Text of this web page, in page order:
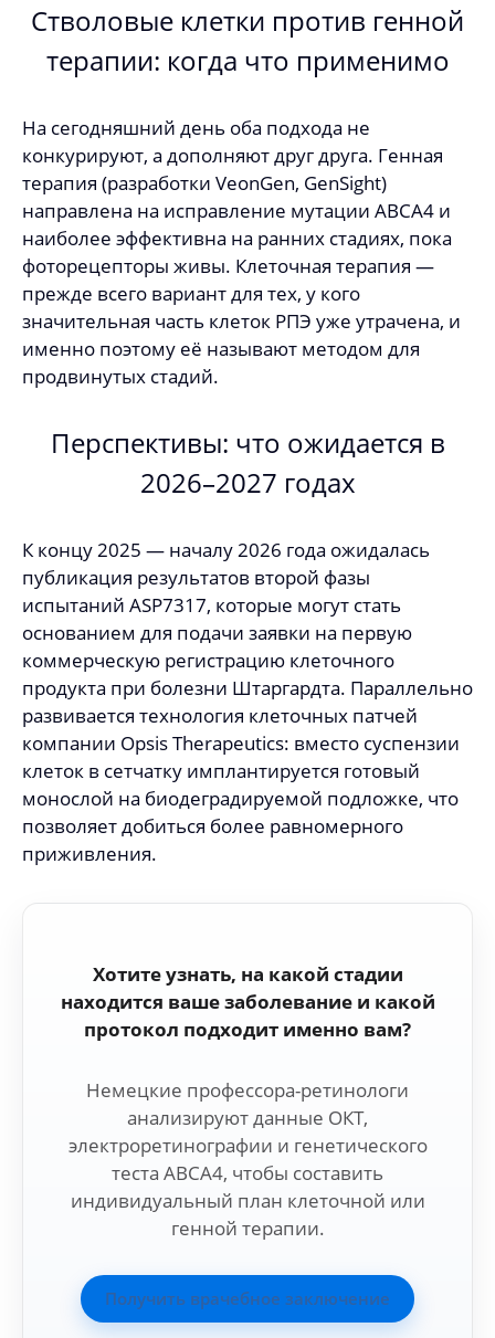
Стволовые клетки против генной
терапии: когда что применимо
На сегодняшний день оба подхода не
конкурируют, а дополняют друг друга. Генная
терапия (разработки VeonGen, GenSight)
направлена на исправление мутации ABCA4 и
наиболее эффективна на ранних стадиях, пока
фоторецепторы живы. Клеточная терапия —
прежде всего вариант для тех, у кого
значительная часть клеток РПЭ уже утрачена, и
именно поэтому её называют методом для
продвинутых стадий.
Перспективы: что ожидается в
2026–2027 годах
К концу 2025 — началу 2026 года ожидалась
публикация результатов второй фазы
испытаний ASP7317, которые могут стать
основанием для подачи заявки на первую
коммерческую регистрацию клеточного
продукта при болезни Штаргардта. Параллельно
развивается технология клеточных патчей
компании Opsis Therapeutics: вместо суспензии
клеток в сетчатку имплантируется готовый
монослой на биодеградируемой подложке, что
позволяет добиться более равномерного
приживления.
Хотите узнать, на какой стадии
находится ваше заболевание и какой
протокол подходит именно вам?
Немецкие профессора-ретинологи
анализируют данные ОКТ,
электроретинографии и генетического
теста ABCA4, чтобы составить
индивидуальный план клеточной или
генной терапии.
Получить врачебное заключение